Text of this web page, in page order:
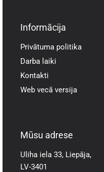
Informācija
Privātuma politika
Darba laiki
Kontakti
Web vecā versija
Mūsu adrese
Uliha iela 33, Liepāja,
LV-3401